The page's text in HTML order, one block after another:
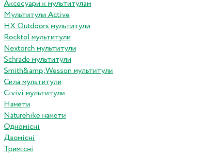
Аксесуари к мультитулам
Мультитули Active
HX Outdoors мультитули
Rocktol мультитули
Nextorch мультитули
Schrade мультитули
Smith&amp;Wesson мультитули
Сила мультитули
Civivi мультитули
Намети
Naturehike намети
Одномісні
Двомісні
Тримісні